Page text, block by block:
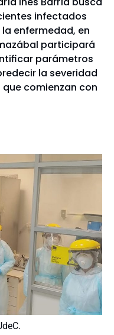
infectados
enfermedad, en
participará
parámetros
la severidad
comienzan con